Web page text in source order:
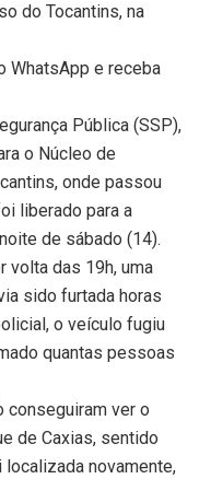
do Tocantins, na
WhatsApp e receba
Pública (SSP),
o Núcleo de
onde passou
liberado para a
de sábado (14).
volta das 19h, uma
sido furtada horas
o veículo fugiu
quantas pessoas
conseguiram ver o
de Caxias, sentido
localizada novamente,